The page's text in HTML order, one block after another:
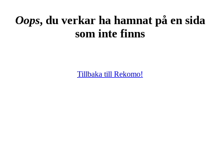
Oops, du verkar ha hamnat på en sida
som inte finns
Tillbaka till Rekomo!